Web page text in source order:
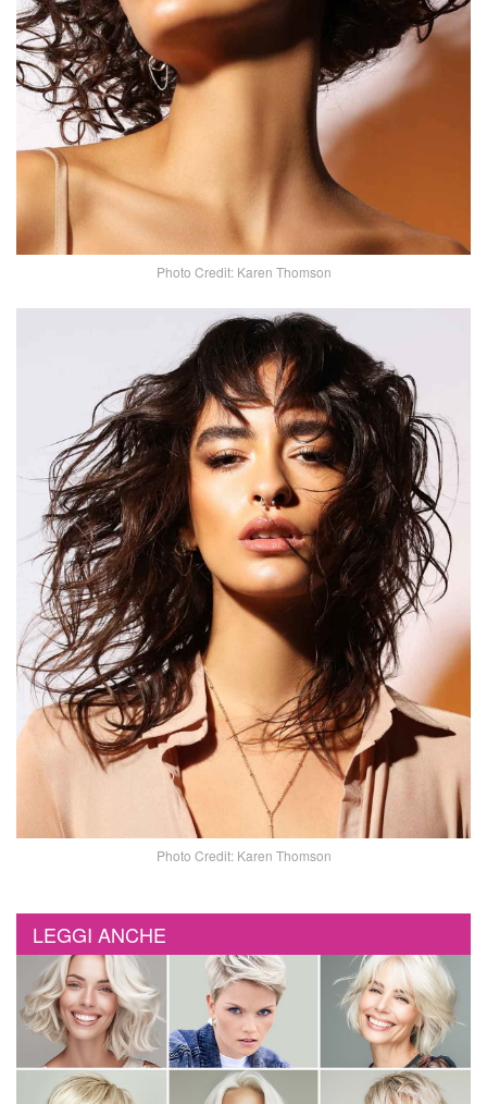
Photo Credit: Karen Thomson
Photo Credit: Karen Thomson
LEGGI ANCHE